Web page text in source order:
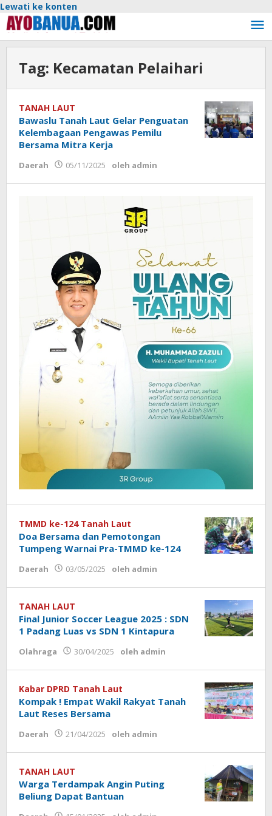
Lewati ke konten
Tag: Kecamatan Pelaihari
TANAH LAUT
Bawaslu Tanah Laut Gelar Penguatan
Kelembagaan Pengawas Pemilu
Bersama Mitra Kerja
Daerah 05/11/2025 oleh admin
TMMD ke-124 Tanah Laut
Doa Bersama dan Pemotongan
Tumpeng Warnai Pra-TMMD ke-124
Daerah 03/05/2025 oleh admin
TANAH LAUT
Final Junior Soccer League 2025 : SDN
1 Padang Luas vs SDN 1 Kintapura
Olahraga 30/04/2025 oleh admin
Kabar DPRD Tanah Laut
Kompak ! Empat Wakil Rakyat Tanah
Laut Reses Bersama
Daerah 21/04/2025 oleh admin
TANAH LAUT
Warga Terdampak Angin Puting
Beliung Dapat Bantuan